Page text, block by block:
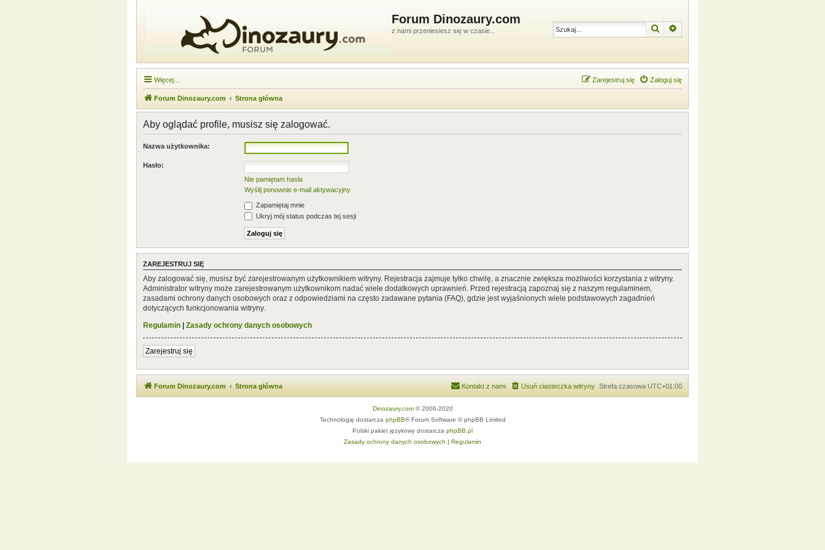
Forum Dinozaury.com
z nami przeniesiesz się w czasie... Szukaj
Więcej… Zaloguj się
Zarejestruj się
Forum Dinozaury.com Strona główna
Aby oglądać profile, musisz się zalogować.
Nazwa użytkownika:
Hasło:
Nie pamiętam hasła
Wyślij ponownie e-mail aktywacyjny
Zapamiętaj mnie
Ukryj mój status podczas tej sesji
ZAREJESTRUJ SIĘ
Aby zalogować się, musisz być zarejestrowanym użytkownikiem witryny. Rejestracja zajmuje tylko chwilę, a znacznie zwiększa możliwości korzystania z witryny.
Administrator witryny może zarejestrowanym użytkownikom nadać wiele dodatkowych uprawnień. Przed rejestracją zapoznaj się z naszym regulaminem,
zasadami ochrony danych osobowych oraz z odpowiedziami na często zadawane pytania (FAQ), gdzie jest wyjaśnionych wiele podstawowych zagadnień
dotyczących funkcjonowania witryny.
Regulamin | Zasady ochrony danych osobowych
Zarejestruj się
Forum Dinozaury.com Strona główna Strefa czasowa UTC+01:00
Usuń ciasteczka witryny
Kontakt z nami
Dinozaury.com© 2006-2020
Technologię dostarcza phpBB® Forum Software © phpBB Limited
Polski pakiet językowy dostarcza phpBB.pl
Zasady ochrony danych osobowych | Regulamin